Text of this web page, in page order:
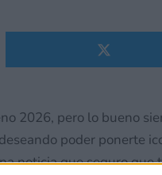
2026, pero lo bueno
poder ponerte
noticia que seguro que